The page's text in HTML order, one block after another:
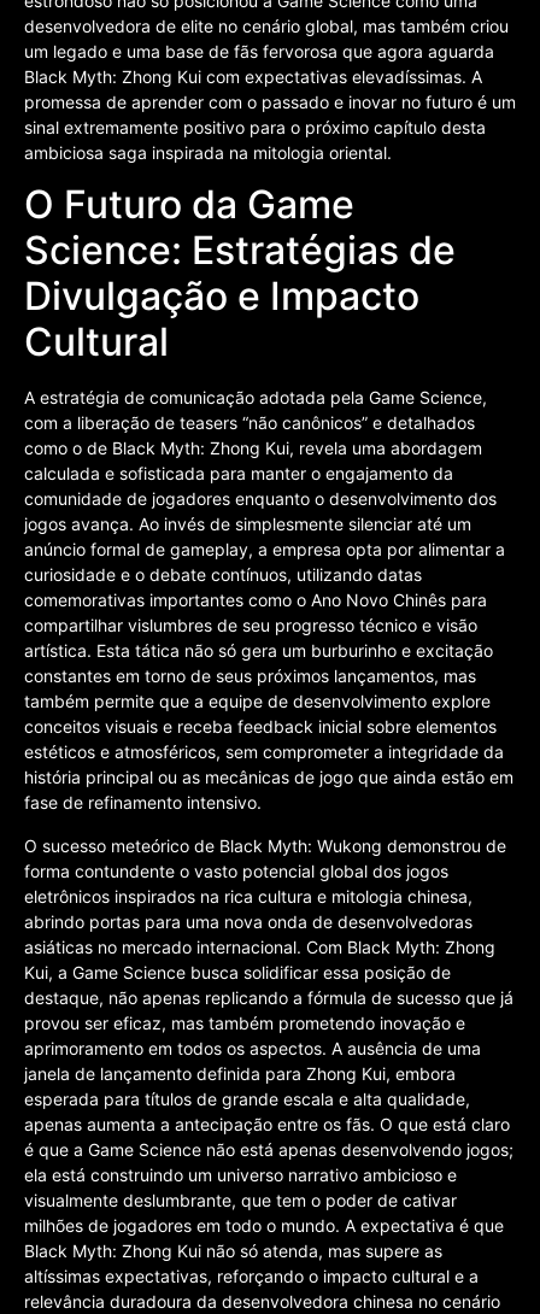
desenvolvedora de elite no cenário global, mas também criou
um legado e uma base de fãs fervorosa que agora aguarda
Black Myth: Zhong Kui com expectativas elevadíssimas. A
promessa de aprender com o passado e inovar no futuro é um
sinal extremamente positivo para o próximo capítulo desta
ambiciosa saga inspirada na mitologia oriental.
O Futuro da Game
Science: Estratégias de
Divulgação e Impacto
Cultural
A estratégia de comunicação adotada pela Game Science,
com a liberação de teasers “não canônicos” e detalhados
como o de Black Myth: Zhong Kui, revela uma abordagem
calculada e sofisticada para manter o engajamento da
comunidade de jogadores enquanto o desenvolvimento dos
jogos avança. Ao invés de simplesmente silenciar até um
anúncio formal de gameplay, a empresa opta por alimentar a
curiosidade e o debate contínuos, utilizando datas
comemorativas importantes como o Ano Novo Chinês para
compartilhar vislumbres de seu progresso técnico e visão
artística. Esta tática não só gera um burburinho e excitação
constantes em torno de seus próximos lançamentos, mas
também permite que a equipe de desenvolvimento explore
conceitos visuais e receba feedback inicial sobre elementos
estéticos e atmosféricos, sem comprometer a integridade da
história principal ou as mecânicas de jogo que ainda estão em
fase de refinamento intensivo.
O sucesso meteórico de Black Myth: Wukong demonstrou de
forma contundente o vasto potencial global dos jogos
eletrônicos inspirados na rica cultura e mitologia chinesa,
abrindo portas para uma nova onda de desenvolvedoras
asiáticas no mercado internacional. Com Black Myth: Zhong
Kui, a Game Science busca solidificar essa posição de
destaque, não apenas replicando a fórmula de sucesso que já
provou ser eficaz, mas também prometendo inovação e
aprimoramento em todos os aspectos. A ausência de uma
janela de lançamento definida para Zhong Kui, embora
esperada para títulos de grande escala e alta qualidade,
apenas aumenta a antecipação entre os fãs. O que está claro
é que a Game Science não está apenas desenvolvendo jogos;
ela está construindo um universo narrativo ambicioso e
visualmente deslumbrante, que tem o poder de cativar
milhões de jogadores em todo o mundo. A expectativa é que
Black Myth: Zhong Kui não só atenda, mas supere as
altíssimas expectativas, reforçando o impacto cultural e a
relevância duradoura da desenvolvedora chinesa no cenário